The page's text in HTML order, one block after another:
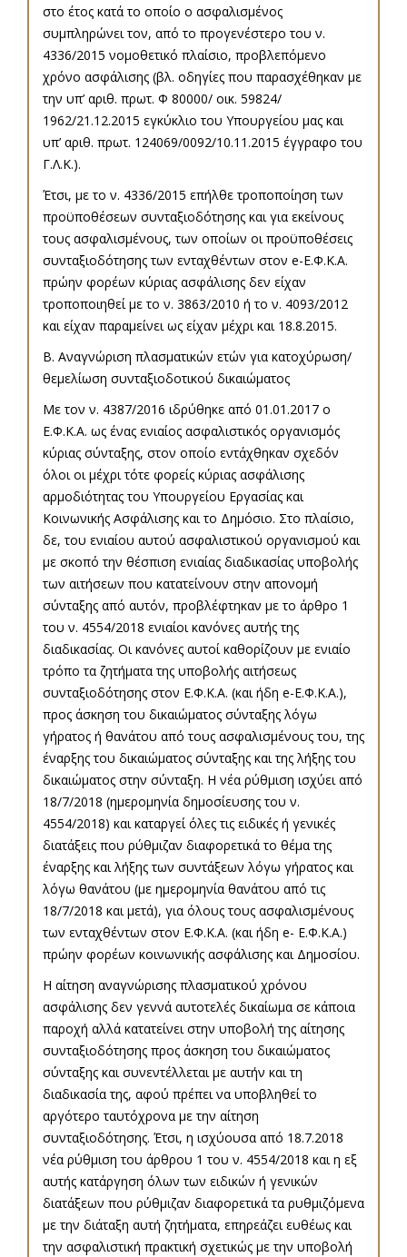
στο έτος κατά το οποίο ο ασφαλισμένος
συμπληρώνει τον, από το προγενέστερο του ν.
4336/2015 νομοθετικό πλαίσιο, προβλεπόμενο
χρόνο ασφάλισης (βλ. οδηγίες που παρασχέθηκαν με
την υπ’ αριθ. πρωτ. Φ 80000/ οικ. 59824/
1962/21.12.2015 εγκύκλιο του Υπουργείου μας και
υπ’ αριθ. πρωτ. 124069/0092/10.11.2015 έγγραφο του
Γ.Λ.Κ.).
Έτσι, με το ν. 4336/2015 επήλθε τροποποίηση των
προϋποθέσεων συνταξιοδότησης και για εκείνους
τους ασφαλισμένους, των οποίων οι προϋποθέσεις
συνταξιοδότησης των ενταχθέντων στον e-Ε.Φ.Κ.Α.
πρώην φορέων κύριας ασφάλισης δεν είχαν
τροποποιηθεί με το ν. 3863/2010 ή το ν. 4093/2012
και είχαν παραμείνει ως είχαν μέχρι και 18.8.2015.
Β. Αναγνώριση πλασματικών ετών για κατοχύρωση/
θεμελίωση συνταξιοδοτικού δικαιώματος
Με τον ν. 4387/2016 ιδρύθηκε από 01.01.2017 ο
Ε.Φ.Κ.Α. ως ένας ενιαίος ασφαλιστικός οργανισμός
κύριας σύνταξης, στον οποίο εντάχθηκαν σχεδόν
όλοι οι μέχρι τότε φορείς κύριας ασφάλισης
αρμοδιότητας του Υπουργείου Εργασίας και
Κοινωνικής Ασφάλισης και το Δημόσιο. Στο πλαίσιο,
δε, του ενιαίου αυτού ασφαλιστικού οργανισμού και
με σκοπό την θέσπιση ενιαίας διαδικασίας υποβολής
των αιτήσεων που κατατείνουν στην απονομή
σύνταξης από αυτόν, προβλέφτηκαν με το άρθρο 1
του ν. 4554/2018 ενιαίοι κανόνες αυτής της
διαδικασίας. Οι κανόνες αυτοί καθορίζουν με ενιαίο
τρόπο τα ζητήματα της υποβολής αιτήσεως
συνταξιοδότησης στον Ε.Φ.Κ.Α. (και ήδη e-Ε.Φ.Κ.Α.),
προς άσκηση του δικαιώματος σύνταξης λόγω
γήρατος ή θανάτου από τους ασφαλισμένους του, της
έναρξης του δικαιώματος σύνταξης και της λήξης του
δικαιώματος στην σύνταξη. Η νέα ρύθμιση ισχύει από
18/7/2018 (ημερομηνία δημοσίευσης του ν.
4554/2018) και καταργεί όλες τις ειδικές ή γενικές
διατάξεις που ρύθμιζαν διαφορετικά το θέμα της
έναρξης και λήξης των συντάξεων λόγω γήρατος και
λόγω θανάτου (με ημερομηνία θανάτου από τις
18/7/2018 και μετά), για όλους τους ασφαλισμένους
των ενταχθέντων στον Ε.Φ.Κ.Α. (και ήδη e- Ε.Φ.Κ.Α.)
πρώην φορέων κοινωνικής ασφάλισης και Δημοσίου.
Η αίτηση αναγνώρισης πλασματικού χρόνου
ασφάλισης δεν γεννά αυτοτελές δικαίωμα σε κάποια
παροχή αλλά κατατείνει στην υποβολή της αίτησης
συνταξιοδότησης προς άσκηση του δικαιώματος
σύνταξης και συνεντέλλεται με αυτήν και τη
διαδικασία της, αφού πρέπει να υποβληθεί το
αργότερο ταυτόχρονα με την αίτηση
συνταξιοδότησης. Έτσι, η ισχύουσα από 18.7.2018
νέα ρύθμιση του άρθρου 1 του ν. 4554/2018 και η εξ
αυτής κατάργηση όλων των ειδικών ή γενικών
διατάξεων που ρύθμιζαν διαφορετικά τα ρυθμιζόμενα
με την διάταξη αυτή ζητήματα, επηρεάζει ευθέως και
την ασφαλιστική πρακτική σχετικώς με την υποβολή